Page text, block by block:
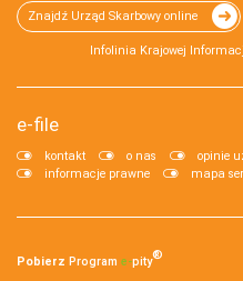
Znajdź Urząd Skarbowy online
Infolinia Krajowej
e-file
kontakt o nas opinie
informacje prawne
mapa
Pobierz Program e‑pity®